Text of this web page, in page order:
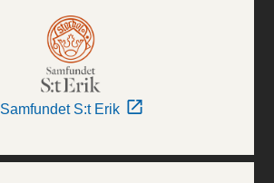
Samfundet S:t Erik